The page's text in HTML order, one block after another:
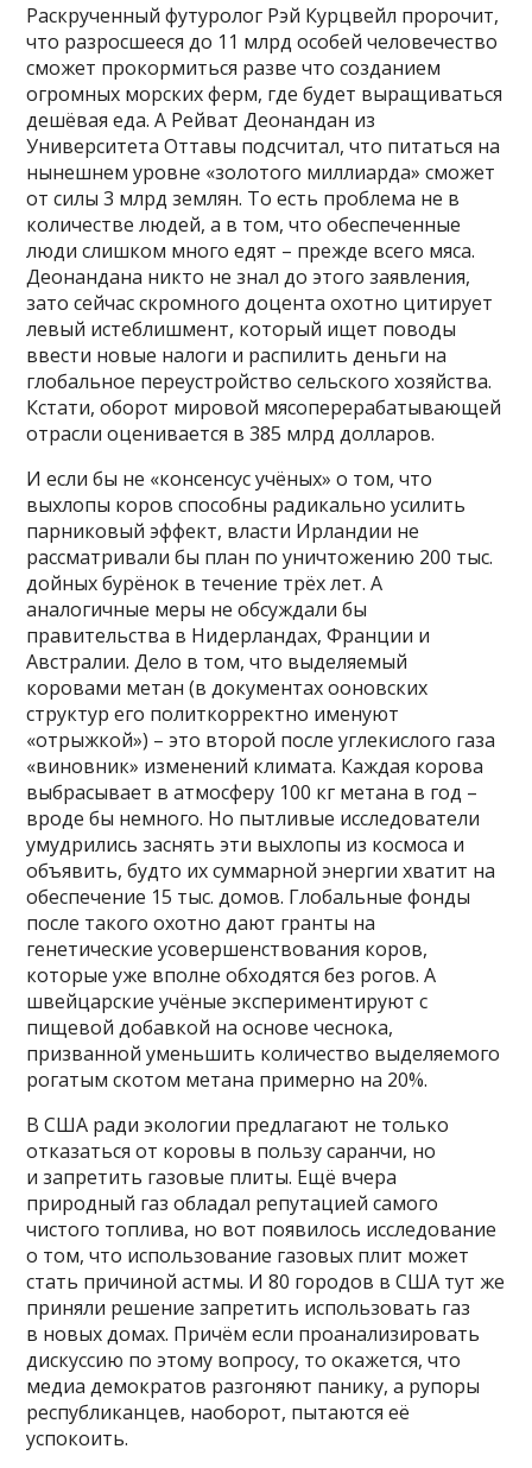
Раскрученный футуролог Рэй Курцвейл пророчит,
что разросшееся до 11 млрд особей человечество
сможет прокормиться разве что созданием
огромных морских ферм, где будет выращиваться
дешёвая еда. А Рейват Деонандан из
Университета Оттавы подсчитал, что питаться на
нынешнем уровне «золотого миллиарда» сможет
от силы 3 млрд землян. То есть проблема не в
количестве людей, а в том, что обеспеченные
люди слишком много едят – прежде всего мяса.
Деонандана никто не знал до этого заявления,
зато сейчас скромного доцента охотно цитирует
левый истеблишмент, который ищет поводы
ввести новые налоги и распилить деньги на
глобальное переустройство сельского хозяйства.
Кстати, оборот мировой мясоперерабатывающей
отрасли оценивается в 385 млрд долларов.
И если бы не «консенсус учёных» о том, что
выхлопы коров способны радикально усилить
парниковый эффект, власти Ирландии не
рассматривали бы план по уничтожению 200 тыс.
дойных бурёнок в течение трёх лет. А
аналогичные меры не обсуждали бы
правительства в Нидерландах, Франции и
Австралии. Дело в том, что выделяемый
коровами метан (в документах ооновских
структур его политкорректно именуют
«отрыжкой») – это второй после углекислого газа
«виновник» изменений климата. Каждая корова
выбрасывает в атмосферу 100 кг метана в год –
вроде бы немного. Но пытливые исследователи
умудрились заснять эти выхлопы из космоса и
объявить, будто их суммарной энергии хватит на
обеспечение 15 тыс. домов. Глобальные фонды
после такого охотно дают гранты на
генетические усовершенствования коров,
которые уже вполне обходятся без рогов. А
швейцарские учёные экспериментируют с
пищевой добавкой на основе чеснока,
призванной уменьшить количество выделяемого
рогатым скотом метана примерно на 20%.
В США ради экологии предлагают не только
отказаться от коровы в пользу саранчи, но
и запретить газовые плиты. Ещё вчера
природный газ обладал репутацией самого
чистого топлива, но вот появилось исследование
о том, что использование газовых плит может
стать причиной астмы. И 80 городов в США тут же
приняли решение запретить использовать газ
в новых домах. Причём если проанализировать
дискуссию по этому вопросу, то окажется, что
медиа демократов разгоняют панику, а рупоры
республиканцев, наоборот, пытаются её
успокоить.